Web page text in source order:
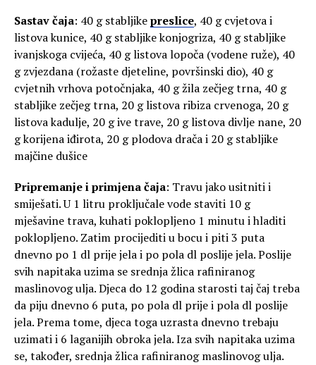
Sastav čaja: 40 g stabljikepreslice, 40 g cvjetova i
listova kunice, 40 g stabljike konjogriza, 40 g stabljike
ivanjskoga cvijeća, 40 g listova lopoča (vodene ruže), 40
g zvjezdana (rožaste djeteline, površinski dio), 40 g
cvjetnih vrhova potočnjaka, 40 g žila zečjeg trna, 40 g
stabljike zečjeg trna, 20 g listova ribiza crvenoga, 20 g
listova kadulje, 20 g ive trave, 20 g listova divlje nane, 20
g korijena iđirota, 20 g plodova drača i 20 g stabljike
majčine dušice
Pripremanje i primjena čaja: Travu jako usitniti i
smiješati. U 1 litru proključale vode staviti 10 g
mješavine trava, kuhati poklopljeno 1 minutu i hladiti
poklopljeno. Zatim procijediti u bocu i piti 3 puta
dnevno po 1 dl prije jela i po pola dl poslije jela. Poslije
svih napitaka uzima se srednja žlica rafiniranog
maslinovog ulja. Djeca do 12 godina starosti taj čaj treba
da piju dnevno 6 puta, po pola dl prije i pola dl poslije
jela. Prema tome, djeca toga uzrasta dnevno trebaju
uzimati i 6 laganijih obroka jela. Iza svih napitaka uzima
se, također, srednja žlica rafiniranog maslinovog ulja.